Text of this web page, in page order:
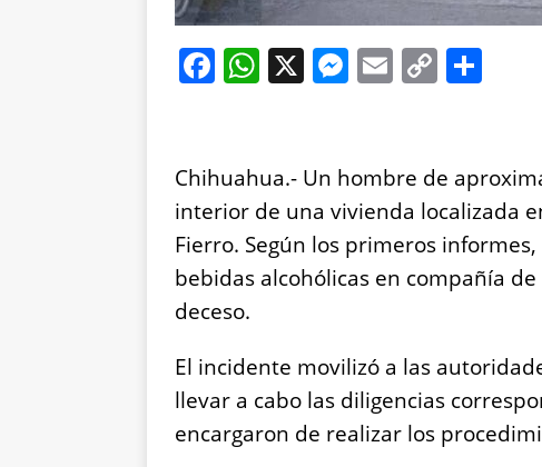
F
e
b
o
o
k
W
s
A
p
p
X M
e
n
g
er
E
l
C
y
Li
n
k
re
Chihuahua.- Un hombre de
interior de una vivienda localizada
Fierro. Según los primeros
bebidas alcohólicas en compañía
deceso.
El incidente movilizó a las
llevar a cabo las diligencias
encargaron de realizar los